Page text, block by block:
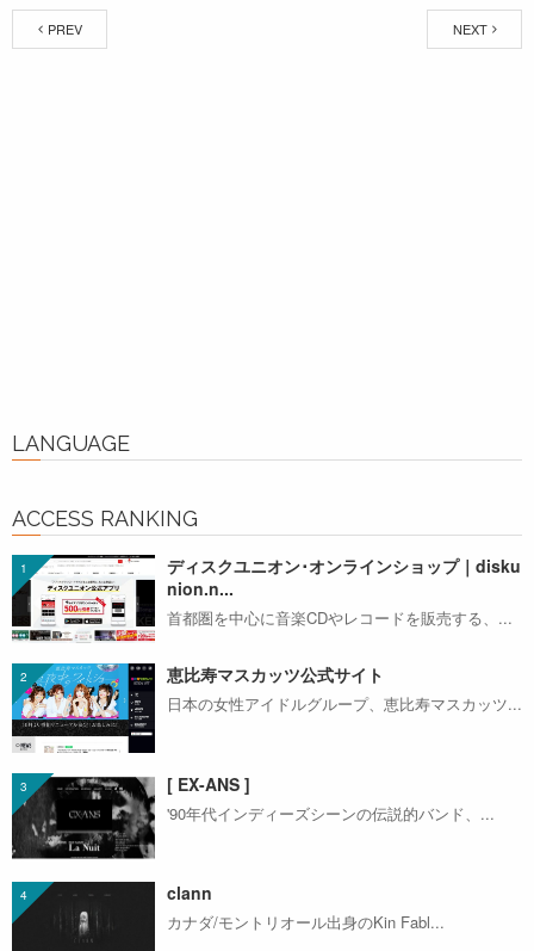
PREV NEXT
LANGUAGE
ACCESS RANKING
ディスクユニオン･オンラインショップ｜disku
nion.n...
首都圏を中心に音楽CDやレコードを販売する、...
恵比寿マスカッツ公式サイト
日本の女性アイドルグループ、恵比寿マスカッツ...
[ EX-ANS ]
'90年代インディーズシーンの伝説的バンド、...
clann
カナダ/モントリオール出身のKin Fabl...